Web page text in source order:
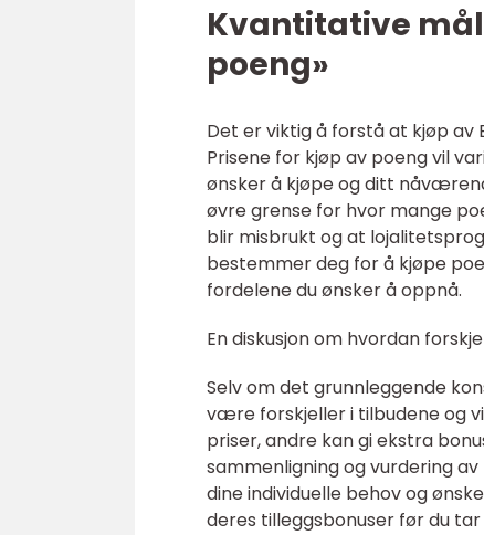
Kvantitative
poeng»
Det er viktig å forstå at kjøp av
Prisene for kjøp av poeng vil
ønsker å kjøpe og ditt
øvre grense for hvor mange
blir misbrukt og at
bestemmer deg for å kjøpe
fordelene du ønsker å oppnå.
En diskusjon om hvordan
Selv om det grunnleggende
være forskjeller i tilbudene og
priser, andre kan gi ekstra
sammenligning og vurdering
dine individuelle behov og
deres tilleggsbonuser før du